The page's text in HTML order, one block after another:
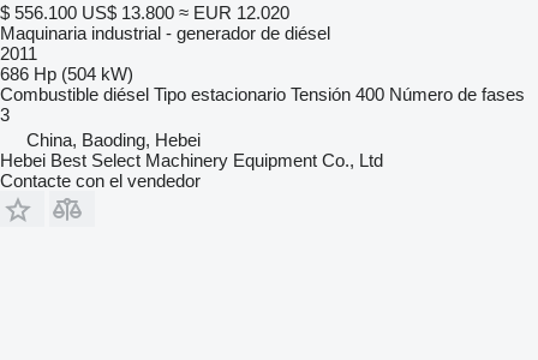
$ 556.100 US$ 13.800 ≈ EUR 12.020
Maquinaria industrial - generador de diésel
2011
686 Hp (504 kW)
Combustible diésel Tipo estacionario Tensión 400 Número de fases
3
China, Baoding, Hebei
Hebei Best Select Machinery Equipment Co., Ltd
Contacte con el vendedor